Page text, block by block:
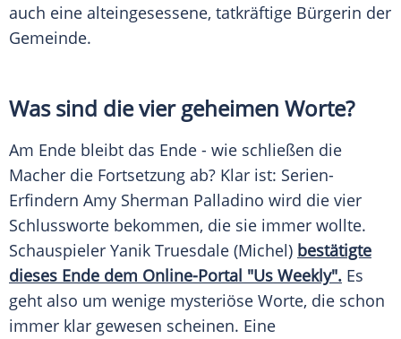
auch eine alteingesessene, tatkräftige Bürgerin der
Gemeinde.
Was sind die vier geheimen Worte?
Am Ende bleibt das Ende - wie schließen die
Macher die Fortsetzung ab? Klar ist: Serien-
Erfindern Amy Sherman Palladino wird die vier
Schlussworte bekommen, die sie immer wollte.
Schauspieler Yanik Truesdale (Michel) bestätigte
dieses Ende dem Online-Portal "Us Weekly". Es
geht also um wenige mysteriöse Worte, die schon
immer klar gewesen scheinen. Eine